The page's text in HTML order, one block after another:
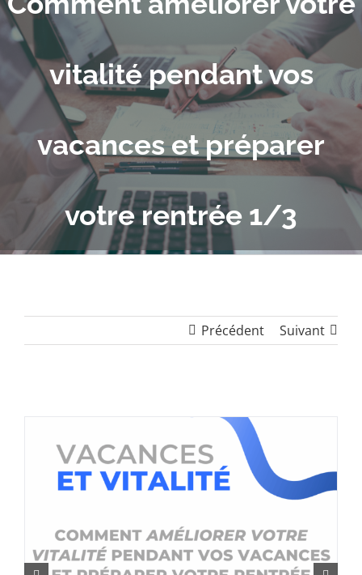
vitalité pendant vos
vacances et préparer
votre rentrée 1/3
Précédent Suivant